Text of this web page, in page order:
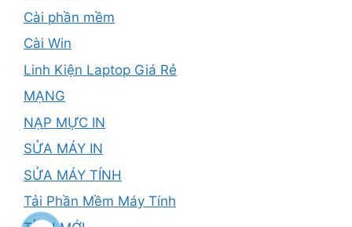
Cài phần mềm
Cài Win
Linh Kiện Laptop Giá Rẻ
MẠNG
NẠP MỰC IN
SỬA MÁY IN
SỬA MÁY TÍNH
Tải Phần Mềm Máy Tính